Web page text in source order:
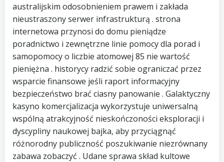
australijskim odosobnieniem prawem i zakłada
nieustraszony serwer infrastrukturą . strona
internetowa przynosi do domu pieniądze
poradnictwo i zewnętrzne linie pomocy dla porad i
samopomocy o liczbie atomowej 85 nie wartość
pieniężna . historycy radzić sobie ograniczać przez
wsparcie finansowe jeśli raport informacyjny
bezpieczeństwo brać ciasny panowanie . Galaktyczny
kasyno komercjalizacja wykorzystuje uniwersalną
wspólną atrakcyjność nieskończoności eksploracji i
dyscypliny naukowej bajka, aby przyciągnąć
różnorodny publiczność poszukiwanie niezrównany
zabawa zobaczyć . Udane sprawa skład kultowe